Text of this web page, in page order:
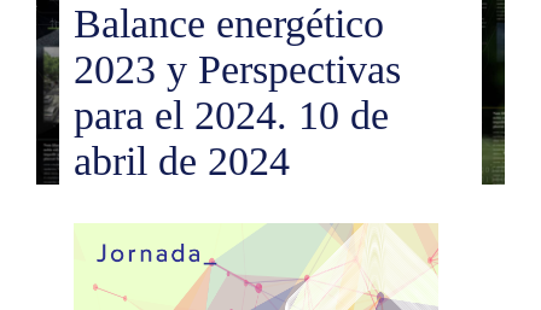
Balance energético
2023 y Perspectivas
para el 2024. 10 de
abril de 2024